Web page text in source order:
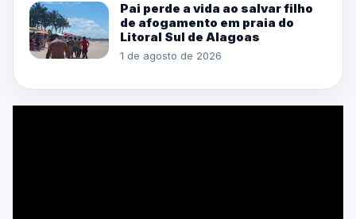
Pai perde a vida ao salvar filho
de afogamento em praia do
Litoral Sul de Alagoas
1 de agosto de 2026